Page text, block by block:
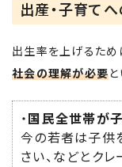
出産・子育て
出生率を上げるため
社会の理解が必要
・ 国民全世帯が
今の若者は子供
さい、などとク